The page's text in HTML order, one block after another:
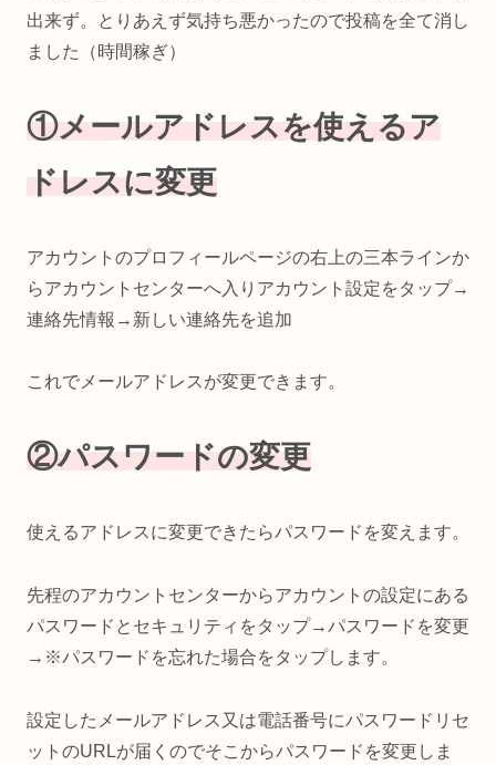
出来ず。とりあえず気持ち悪かったので投稿を全て消し
ました（時間稼ぎ）
①メールアドレスを使えるア
ドレスに変更
アカウントのプロフィールページの右上の三本ラインか
らアカウントセンターへ入りアカウント設定をタップ→
連絡先情報→新しい連絡先を追加
これでメールアドレスが変更できます。
②パスワードの変更
使えるアドレスに変更できたらパスワードを変えます。
先程のアカウントセンターからアカウントの設定にある
パスワードとセキュリティをタップ→パスワードを変更
→※パスワードを忘れた場合をタップします。
設定したメールアドレス又は電話番号にパスワードリセ
ットのURLが届くのでそこからパスワードを変更しま